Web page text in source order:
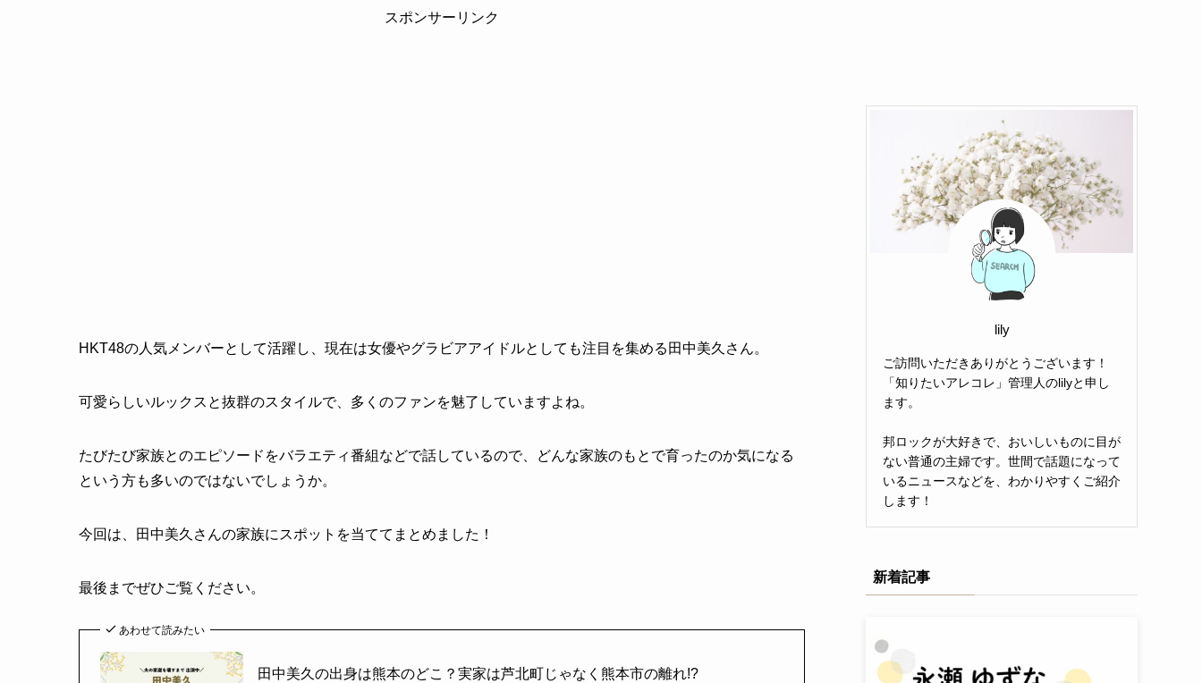
スポンサーリンク
HKT48の人気メンバーとして活躍し、現在は女優やグラビアアイドルとしても注目を集める田中美久さん。
可愛らしいルックスと抜群のスタイルで、多くのファンを魅了していますよね。
たびたび家族とのエピソードをバラエティ番組などで話しているので、どんな家族のもとで育ったのか気になる
という方も多いのではないでしょうか。
今回は、田中美久さんの家族にスポットを当ててまとめました！
最後までぜひご覧ください。
あわせて読みたい
田中美久の出身は熊本のどこ？実家は芦北町じゃなく熊本市の離れ!?
lily
ご訪問いただきありがとうございます！
「知りたいアレコレ」管理人のlilyと申し
ます。
邦ロックが大好きで、おいしいものに目が
ない普通の主婦です。世間で話題になって
いるニュースなどを、わかりやすくご紹介
します！
新着記事